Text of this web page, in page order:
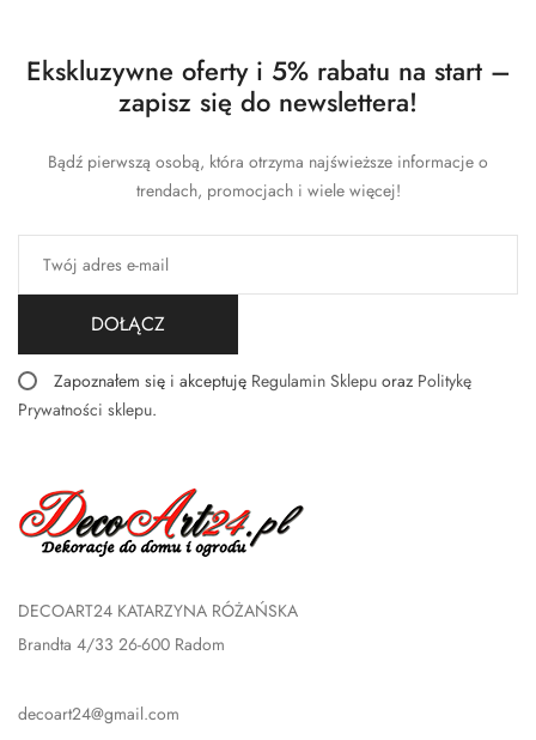
Ekskluzywne oferty i 5% rabatu na start –
zapisz się do newslettera!
Bądź pierwszą osobą, która otrzyma najświeższe informacje o
trendach, promocjach i wiele więcej!
DOŁĄCZ
Zapoznałem się i akceptuję Regulamin Sklepu oraz Politykę
Prywatności sklepu.
DECOART24 KATARZYNA RÓŻAŃSKA
Brandta 4/33 26-600 Radom
decoart24@gmail.com